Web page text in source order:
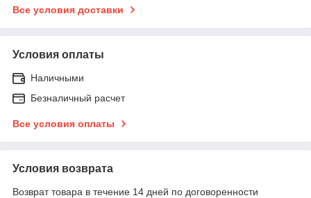
Все условия доставки
Условия оплаты
Наличными
Безналичный расчет
Все условия оплаты
Условия возврата
Возврат товара в течение 14 дней по договоренности